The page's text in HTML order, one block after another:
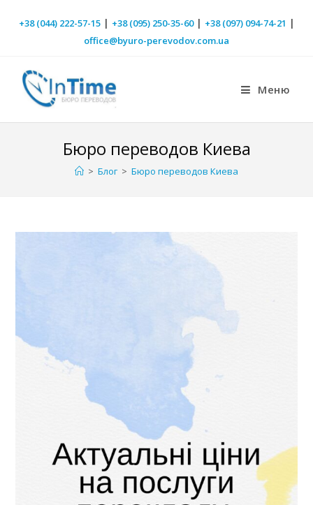
+38 (044) 222-57-15| +38 (095) 250-35-60| +38 (097) 094-74-21 |
office@byuro-perevodov.com.ua
Меню
Бюро переводов Киева
> Блог > Бюро переводов Киева